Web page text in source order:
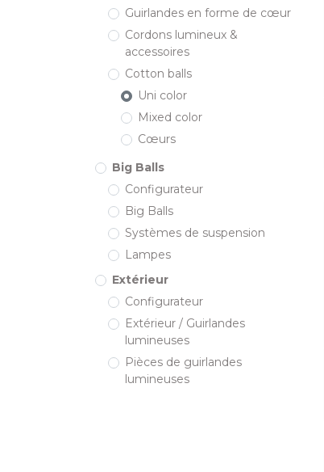
Guirlandes en forme de cœur
Cordons lumineux &
accessoires
Cotton balls
Uni color
Mixed color
Cœurs
Big Balls
Configurateur
Big Balls
Systèmes de suspension
Lampes
Extérieur
Configurateur
Extérieur / Guirlandes
lumineuses
Pièces de guirlandes
lumineuses